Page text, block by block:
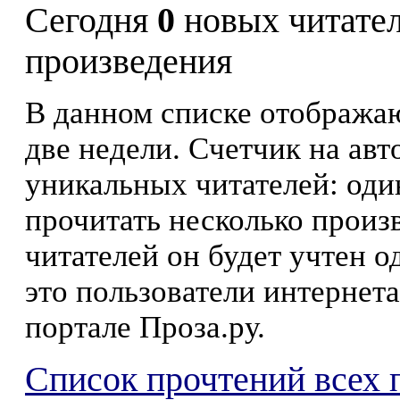
Сегодня 0 новых
произведения
В данном списке
две недели. Счетчик на
уникальных читателей:
прочитать несколько
читателей он будет учтен
это пользователи
портале Проза.ру.
Список прочтений всех